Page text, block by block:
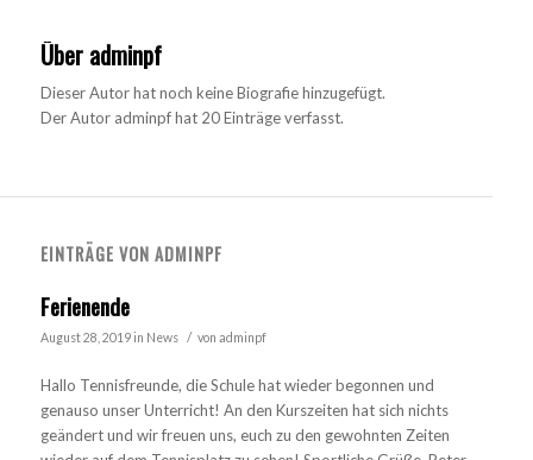
Über adminpf
Dieser Autor hat noch keine Biografie hinzugefügt.
Der Autor adminpfhat 20 Einträge verfasst.
EINTRÄGE VON ADMINPF
Ferienende
August 28, 2019 in News / von adminpf
Hallo Tennisfreunde, die Schule hat wieder begonnen und
genauso unser Unterricht! An den Kurszeiten hat sich nichts
geändert und wir freuen uns, euch zu den gewohnten Zeiten